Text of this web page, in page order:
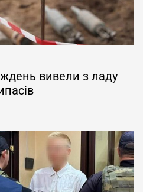
вивели з ладу